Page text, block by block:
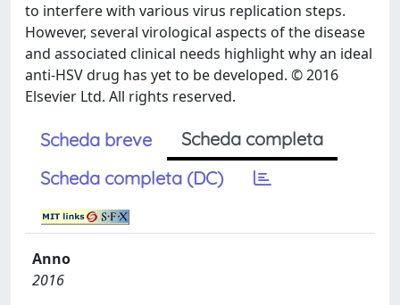
to interfere with various virus replication steps.
However, several virological aspects of the disease
and associated clinical needs highlight why an ideal
anti-HSV drug has yet to be developed. © 2016
Elsevier Ltd. All rights reserved.
Scheda breve
Scheda completa
Scheda completa (DC)
Anno
2016